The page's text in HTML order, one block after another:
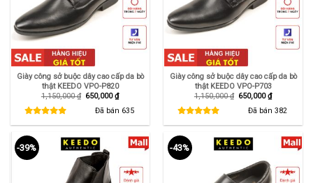
Giày công sở buộc dây cao cấp da bò
thật KEEDO VPO-P820
1,150,000₫ Giá
1,150,000 ₫.
650,000₫Giá
hiện
tại
là:
650,000 ₫.
Đã bán 635
Giày công sở buộc dây cao cấp da bò
thật KEEDO VPO-P703
1,150,000₫ Giá
1,150,000 ₫.
650,000₫Giá
hiện
tại
là:
650,000 ₫.
Đã bán 382
-39% -43%